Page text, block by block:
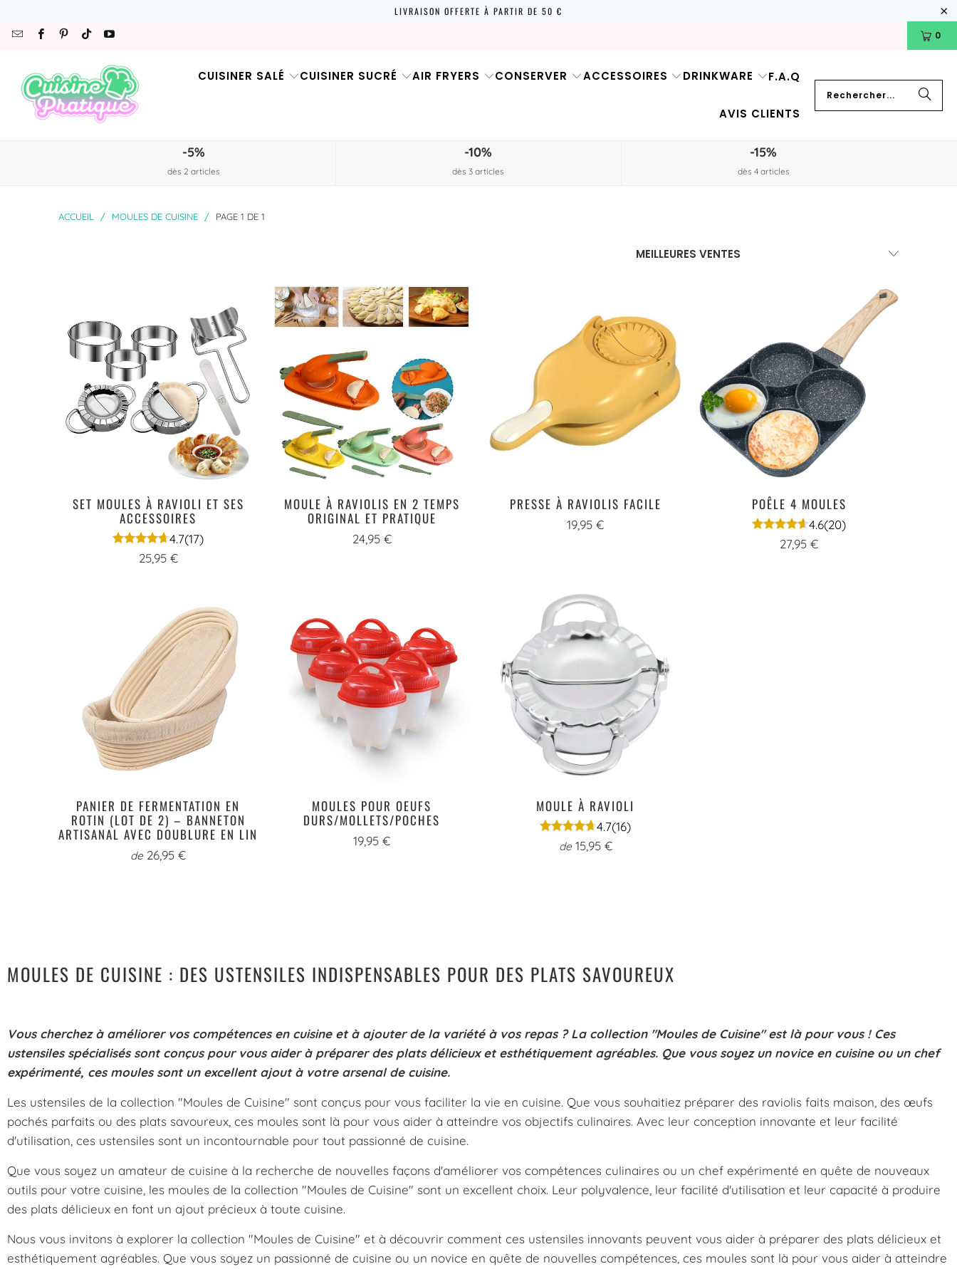
LIVRAISON OFFERTE À PARTIR DE 50 €
0
CUISINER SALÉ CUISINER SUCRÉ AIR FRYERS CONSERVER ACCESSOIRES DRINKWARE F.A.Q
AVIS CLIENTS
-5%
dès 2 articles
-10%
dès 3 articles
-15%
dès 4 articles
ACCUEIL / MOULES DE CUISINE / PAGE 1 DE 1
SET MOULES À RAVIOLI ET SES
ACCESSOIRES
4.7(17)
25,95 €
MOULE À RAVIOLIS EN 2 TEMPS
ORIGINAL ET PRATIQUE
24,95 €
PRESSE À RAVIOLIS FACILE
19,95 €
POÊLE 4 MOULES
4.6(20)
27,95 €
PANIER DE FERMENTATION EN
ROTIN (LOT DE 2) – BANNETON
ARTISANAL AVEC DOUBLURE EN LIN
de 26,95 €
MOULES POUR OEUFS
DURS/MOLLETS/POCHES
19,95 €
MOULE À RAVIOLI
4.7(16)
de 15,95 €
MOULES DE CUISINE : DES USTENSILES INDISPENSABLES POUR DES PLATS SAVOUREUX
Vous cherchez à améliorer vos compétences en cuisine et à ajouter de la variété à vos repas ? La collection "Moules de Cuisine" est là pour vous ! Ces
ustensiles spécialisés sont conçus pour vous aider à préparer des plats délicieux et esthétiquement agréables. Que vous soyez un novice en cuisine ou un chef
expérimenté, ces moules sont un excellent ajout à votre arsenal de cuisine.
Les ustensiles de la collection "Moules de Cuisine" sont conçus pour vous faciliter la vie en cuisine. Que vous souhaitiez préparer des raviolis faits maison, des œufs
pochés parfaits ou des plats savoureux, ces moules sont là pour vous aider à atteindre vos objectifs culinaires. Avec leur conception innovante et leur facilité
d'utilisation, ces ustensiles sont un incontournable pour tout passionné de cuisine.
Que vous soyez un amateur de cuisine à la recherche de nouvelles façons d'améliorer vos compétences culinaires ou un chef expérimenté en quête de nouveaux
outils pour votre cuisine, les moules de la collection "Moules de Cuisine" sont un excellent choix. Leur polyvalence, leur facilité d'utilisation et leur capacité à produire
des plats délicieux en font un ajout précieux à toute cuisine.
Nous vous invitons à explorer la collection "Moules de Cuisine" et à découvrir comment ces ustensiles innovants peuvent vous aider à préparer des plats délicieux et
esthétiquement agréables. Que vous soyez un passionné de cuisine ou un novice en quête de nouvelles compétences, ces moules sont là pour vous aider à atteindre